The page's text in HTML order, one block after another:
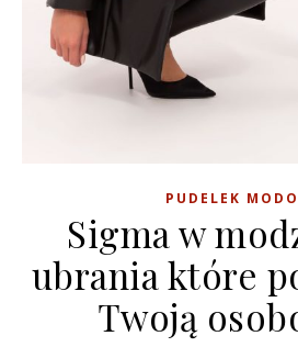
PUDELEK
Sigma w
ubrania które
Twoją